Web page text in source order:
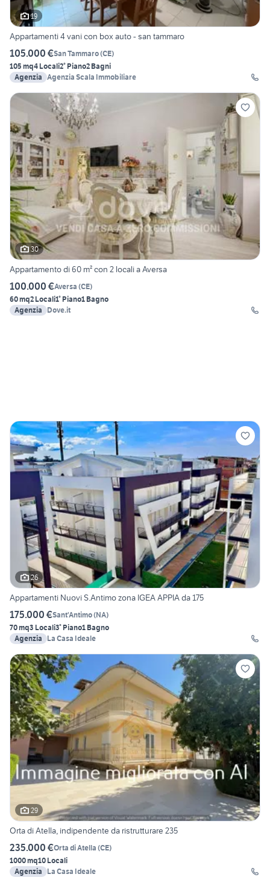
19
Appartamenti 4 vani con box auto - san tammaro
105.000 €San Tammaro(CE)
105 mq4 Locali2° Piano2 Bagni
Agenzia Agenzia Scala Immobiliare
30
Appartamento di 60 m² con 2 locali a Aversa
100.000 €Aversa (CE)
60 mq2 Locali1° Piano1 Bagno
Agenzia
Dove.it
26
Appartamenti Nuovi S.Antimo zona IGEA APPIA da 175
175.000 €Sant'Antimo(NA)
70 mq3 Locali3° Piano1 Bagno
Agenzia
La Casa Ideale
29
Orta di Atella, indipendente da ristrutturare 235
235.000 €Orta di Atella (CE)
1000 mq10 Locali
Agenzia
La Casa Ideale